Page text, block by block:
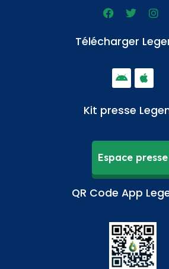
Télécharger
Kit presse
Espace presse
QR Code App